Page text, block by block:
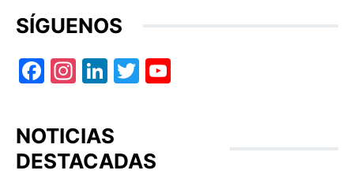
SÍGUENOS
Facebook
Instagram
LinkedIn
Twitter
NOTICIAS
DESTACADAS